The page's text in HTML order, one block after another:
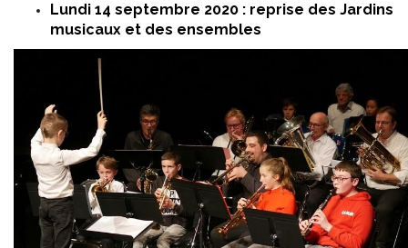
Lundi 14 septembre 2020 : reprise des Jardins
musicaux et des ensembles